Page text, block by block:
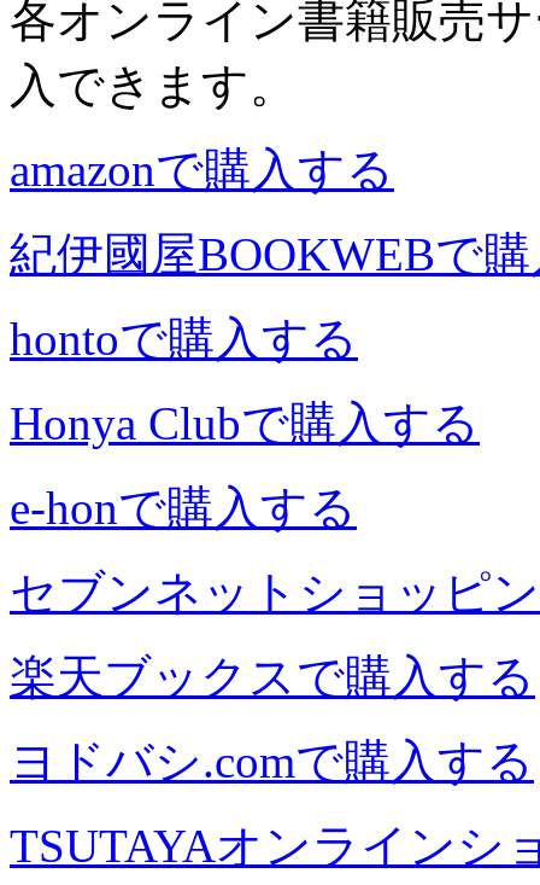
各オンライン書籍販売
入できます。
amazonで購入する
紀伊國屋BOOKWEBで
hontoで購入する
Honya Clubで購入する
e-honで購入する
セブンネットショッピ
楽天ブックスで購入する
ヨドバシ.comで購入する
TSUTAYAオンラインシ